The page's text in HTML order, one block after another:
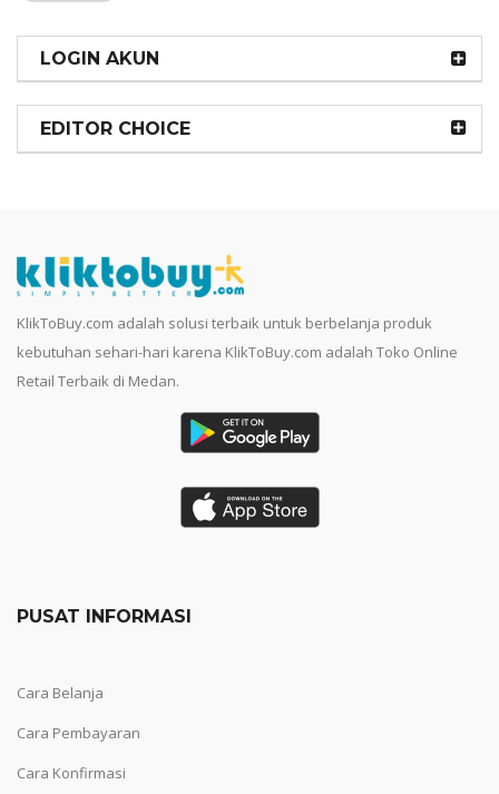
LOGIN AKUN
EDITOR CHOICE
KlikToBuy.com adalah solusi terbaik untuk berbelanja produk
kebutuhan sehari-hari karena KlikToBuy.com adalah Toko Online
Retail Terbaik di Medan.
PUSAT INFORMASI
Cara Belanja
Cara Pembayaran
Cara Konfirmasi